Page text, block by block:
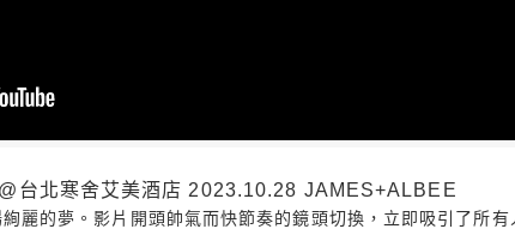
台北寒舍艾美酒店 2023.10.28 JAMES+ALBEE
麗的夢。影片開頭帥氣而快節奏的鏡頭切換，立即吸引了所